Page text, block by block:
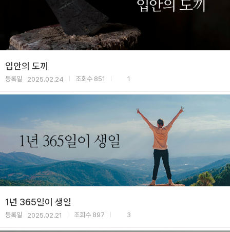
입안의 도끼
등록일 2025.02.24 조회수 851 1
1년 365일이 생일
등록일 2025.02.21 조회수 897 3